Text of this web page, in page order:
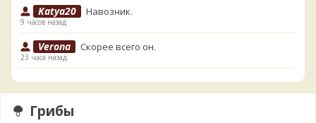
Katya20 Навозник.
9 часов назад
Verona Скорее всего он.
23 часа назад
Verona
Что-то из рядовок. Цвета на фото вряд ли
переданы правильно.
23 часа назад
Грибы